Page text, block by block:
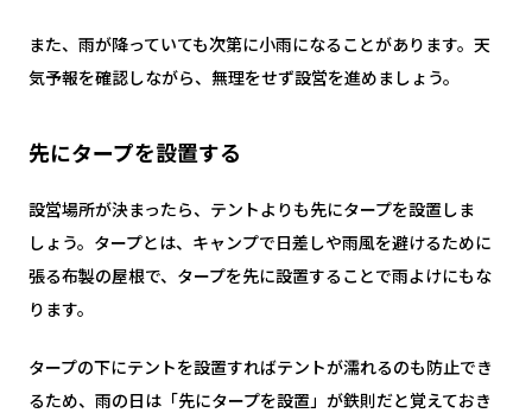
また、雨が降っていても次第に小雨になることがあります。天
気予報を確認しながら、無理をせず設営を進めましょう。
先にタープを設置する
設営場所が決まったら、テントよりも先にタープを設置しま
しょう。タープとは、キャンプで日差しや雨風を避けるために
張る布製の屋根で、タープを先に設置することで雨よけにもな
ります。
タープの下にテントを設置すればテントが濡れるのも防止でき
るため、雨の日は「先にタープを設置」が鉄則だと覚えておき